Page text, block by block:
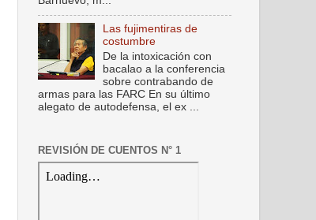
Las fujimentiras de
costumbre
De la intoxicación con
bacalao a la conferencia
sobre contrabando de
armas para las FARC En su último
alegato de autodefensa, el ex ...
REVISIÓN DE CUENTOS N° 1